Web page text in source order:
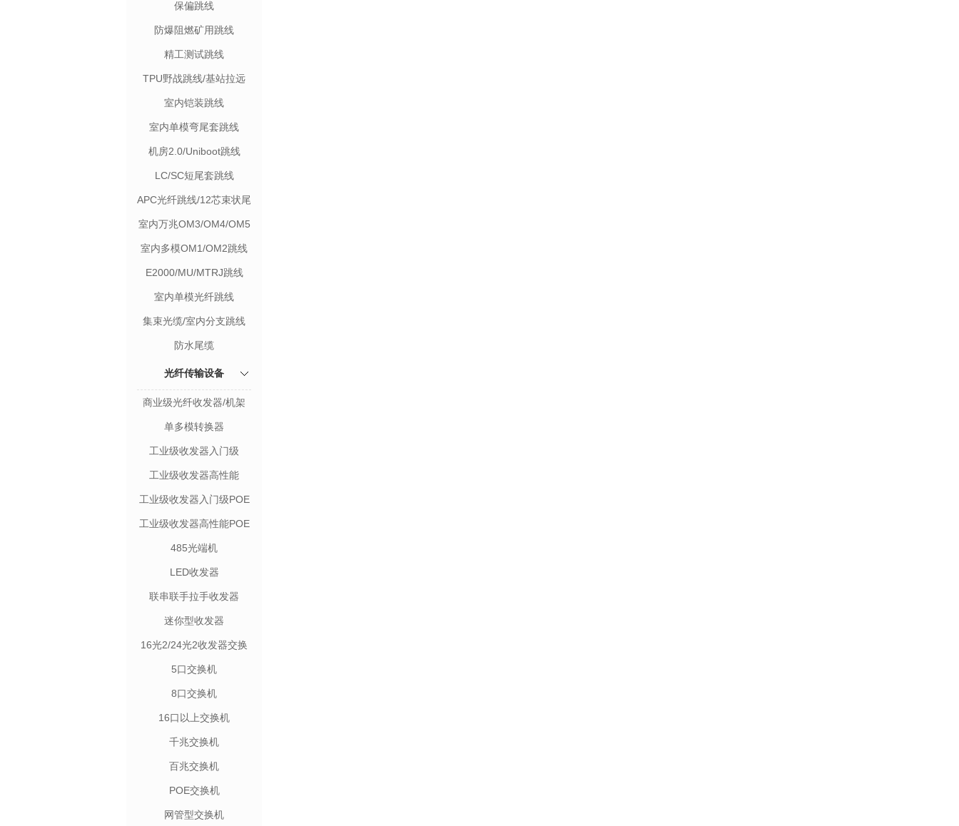
保偏跳线
防爆阻燃矿用跳线
精工测试跳线
TPU野战跳线/基站拉远
室内铠装跳线
室内单模弯尾套跳线
机房2.0/Uniboot跳线
LC/SC短尾套跳线
APC光纤跳线/12芯束状尾
室内万兆OM3/OM4/OM5
室内多模OM1/OM2跳线
E2000/MU/MTRJ跳线
室内单模光纤跳线
集束光缆/室内分支跳线
防水尾缆
光纤传输设备
商业级光纤收发器/机架
单多模转换器
工业级收发器入门级
工业级收发器高性能
工业级收发器入门级POE
工业级收发器高性能POE
485光端机
LED收发器
联串联手拉手收发器
迷你型收发器
16光2/24光2收发器交换
机
5口交换机
8口交换机
16口以上交换机
千兆交换机
百兆交换机
POE交换机
网管型交换机